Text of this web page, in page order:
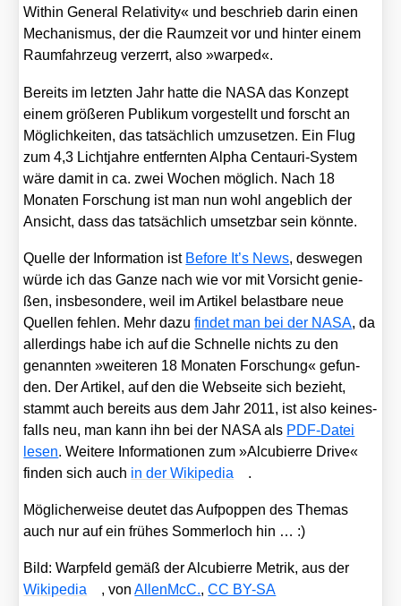
Within Gene­ral Rela­ti­vi­ty« und beschrieb dar­in einen
Mecha­nis­mus, der die Raum­zeit vor und hin­ter einem
Raum­fahr­zeug ver­zerrt, also »war­ped«.
Bereits im letz­ten Jahr hat­te die NASA das Kon­zept
einem grö­ße­ren Publi­kum vor­ge­stellt und forscht an
Mög­lich­kei­ten, das tat­säch­lich umzu­set­zen. Ein Flug
zum 4,3 Licht­jah­re ent­fern­ten Alpha Cen­tau­ri-Sys­tem
wäre damit in ca. zwei Wochen mög­lich. Nach 18
Mona­ten For­schung ist man nun wohl angeb­lich der
Ansicht, dass das tat­säch­lich umsetz­bar sein könn­te.
Quel­le der Infor­ma­ti­on ist Befo­re It’s News, des­we­gen
wür­de ich das Gan­ze nach wie vor mit Vor­sicht genie­
ßen, ins­be­son­de­re, weil im Arti­kel belast­ba­re neue
Quel­len feh­len. Mehr dazufin­det man bei der NASA, da
aller­dings habe ich auf die Schnel­le nichts zu den
genann­ten »wei­te­ren 18 Mona­ten For­schung« gefun­
den. Der Arti­kel, auf den die Web­sei­te sich bezieht,
stammt auch bereits aus dem Jahr 2011, ist also kei­nes­
falls neu, man kann ihn bei der NASA als PDF-Datei
lesen. Wei­te­re Infor­ma­tio­nen zum »Alcu­bierre Dri­ve«
fin­den sich auch in der Wiki­pe­dia .
Mög­li­cher­wei­se deu­tet das Auf­pop­pen des The­mas
auch nur auf ein frü­hes Som­mer­loch hin … :)
Bild: War­p­feld gemäß der Alcu­bierre Metrik, aus der
Wiki­pe­dia
, vonAllenMcC.,CC BY-SA